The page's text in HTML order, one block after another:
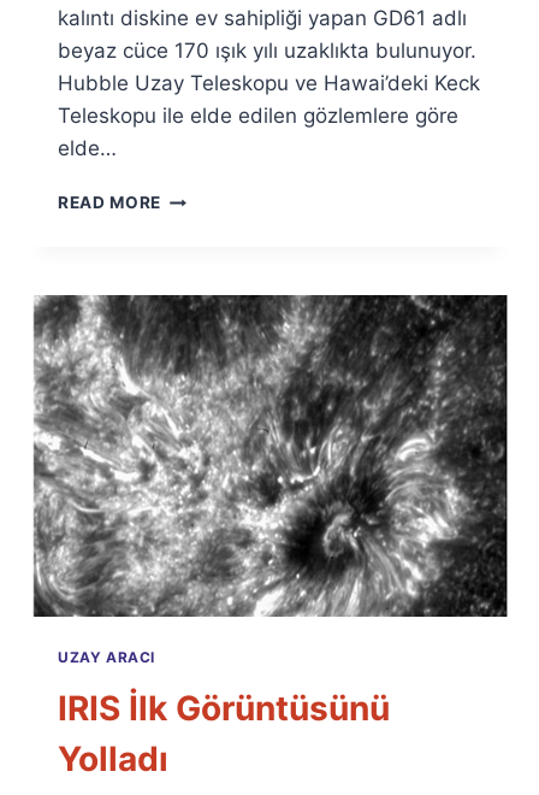
kalıntı diskine ev sahipliği yapan GD61 adlı
beyaz cüce 170 ışık yılı uzaklıkta bulunuyor.
Hubble Uzay Teleskopu ve Hawai’deki Keck
Teleskopu ile elde edilen gözlemlere göre
elde…
READ MORE BEYAZ
BIR
GEZEGEN
UZAY ARACI
IRIS İlk Görüntüsünü
Yolladı